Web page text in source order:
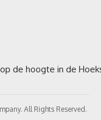
All Rights Reserved.